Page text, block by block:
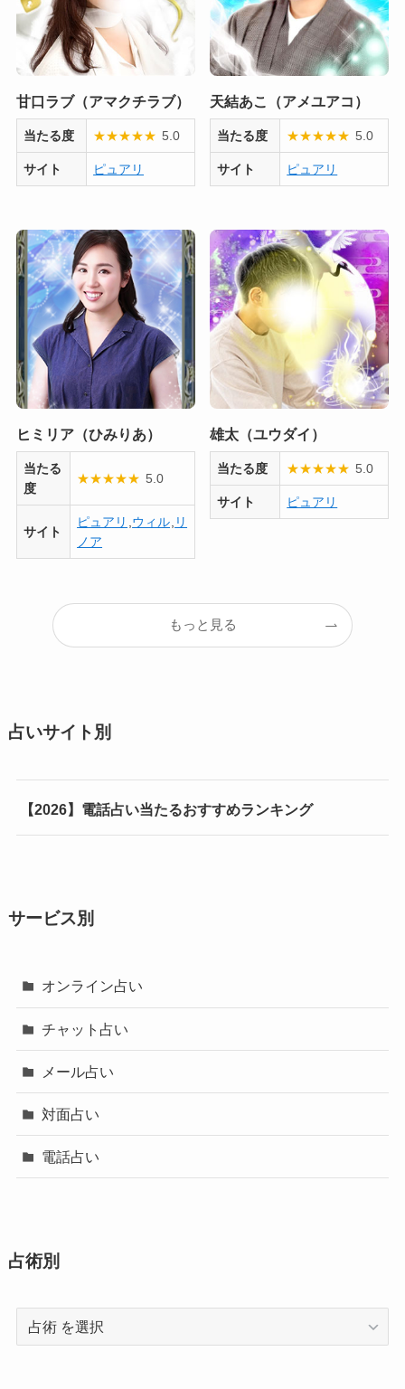
甘口ラブ（アマクチラブ）
当たる度 ★★★★★ 5.0
サイト ピュアリ
天結あこ（アメユアコ）
当たる度 ★★★★★ 5.0
サイト ピュアリ
ヒミリア（ひみりあ）
当たる
度
★★★★★ 5.0
サイト
ピュアリ ,ウィル, リ
ノア
雄太（ユウダイ）
当たる度 ★★★★★ 5.0
サイト ピュアリ
もっと見る
占いサイト別
【2026】電話占い当たるおすすめランキング
サービス別
オンライン占い
チャット占い
メール占い
対面占い
電話占い
占術別
術